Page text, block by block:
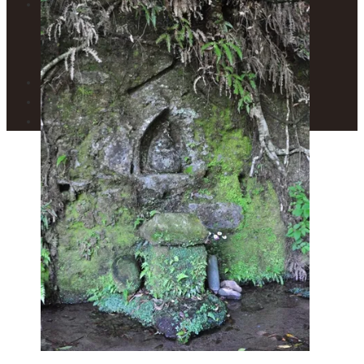
フロアガイド
1F – 焼き物展示室
2F – 絵画展示室
カフェ トワ・メゾン
展示案内・カレンダー
美術館便り
アクセスマップ